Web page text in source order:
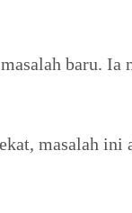
baru. Ia
masalah ini